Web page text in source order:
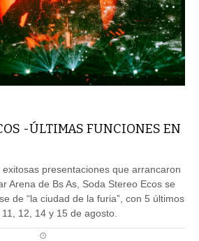
-ÚLTIMAS FUNCIONES EN
presentaciones que arrancaron
Arena de Bs As, Soda Stereo Ecos se
de “la ciudad de la furia”, con 5 últimos
12, 14 y 15 de agosto.